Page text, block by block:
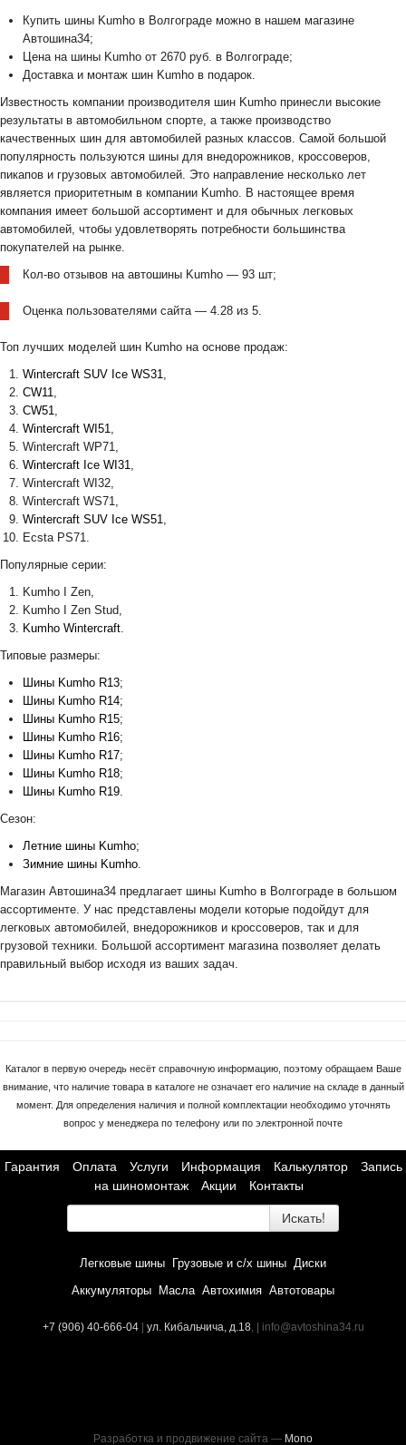
Купить шины Kumho в Волгограде можно в нашем магазине
Автошина34;
Цена на шины Kumho от 2670 руб. в Волгограде;
Доставка и монтаж шин Kumho в подарок.
Известность компании производителя шин Kumho принесли высокие
результаты в автомобильном спорте, а также производство
качественных шин для автомобилей разных классов. Самой большой
популярность пользуются шины для внедорожников, кроссоверов,
пикапов и грузовых автомобилей. Это направление несколько лет
является приоритетным в компании Kumho. В настоящее время
компания имеет большой ассортимент и для обычных легковых
автомобилей, чтобы удовлетворять потребности большинства
покупателей на рынке.
Кол-во отзывов на автошины Kumho — 93 шт;
Оценка пользователями сайта — 4.28 из 5.
Топ лучших моделей шин Kumho на основе продаж:
Wintercraft SUV Ice WS31
CW11
CW51
Wintercraft WI51
Wintercraft WP71,
Wintercraft Ice WI31
Wintercraft WI32,
Wintercraft WS71,
Wintercraft SUV Ice WS51
Ecsta PS71.
Популярные серии:
Kumho I Zen,
Kumho I Zen Stud,
Kumho Wintercraft
Типовые размеры:
Шины Kumho R13;
Шины Kumho R14;
Шины Kumho R15;
Шины Kumho R16;
Шины Kumho R17;
Шины Kumho R18;
Шины Kumho R19
Сезон:
Летние шины Kumho;
Зимние шины Kumho
Магазин Автошина34 предлагает шины Kumho в Волгограде в большом
ассортименте. У нас представлены модели которые подойдут для
легковых автомобилей, внедорожников и кроссоверов, так и для
грузовой техники. Большой ассортимент магазина позволяет делать
правильный выбор исходя из ваших задач.
Каталог в первую очередь несёт справочную информацию, поэтому обращаем Ваше
внимание, что наличие товара в каталоге не означает его наличие на складе в данный
момент. Для определения наличия и полной комплектации необходимо уточнять
вопрос у менеджера по телефону или по электронной почте
Гарантия Оплата Услуги Информация Калькулятор
Запись
на шиномонтаж
Акции Контакты
Искать!
Легковые шины Грузовые и с/х шины Диски
Аккумуляторы
Масла Автохимия Автотовары
+7 (906) 40-666-04 | ул. Кибальчича, д.18, | info@avtoshina34.ru
Разработка и продвижение сайта — Mono